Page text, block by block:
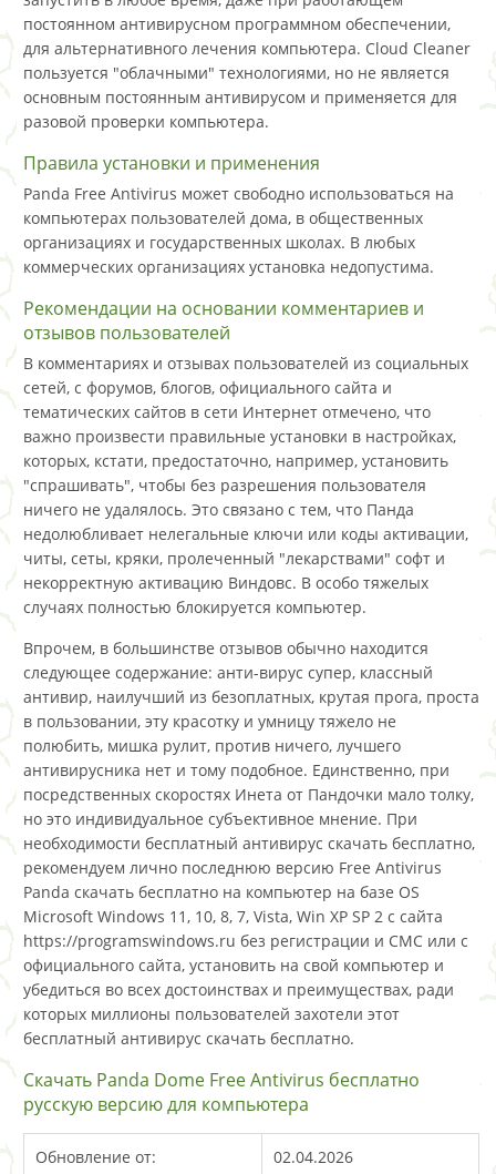
постоянном антивирусном программном обеспечении,
для альтернативного лечения компьютера. Cloud Cleaner
пользуется "облачными" технологиями, но не является
основным постоянным антивирусом и применяется для
разовой проверки компьютера.
Правила установки и применения
Panda Free Antivirus может свободно использоваться на
компьютерах пользователей дома, в общественных
организациях и государственных школах. В любых
коммерческих организациях установка недопустима.
Рекомендации на основании комментариев и
отзывов пользователей
В комментариях и отзывах пользователей из социальных
сетей, с форумов, блогов, официального сайта и
тематических сайтов в сети Интернет отмечено, что
важно произвести правильные установки в настройках,
которых, кстати, предостаточно, например, установить
"спрашивать", чтобы без разрешения пользователя
ничего не удалялось. Это связано с тем, что Панда
недолюбливает нелегальные ключи или коды активации,
читы, сеты, кряки, пролеченный "лекарствами" софт и
некорректную активацию Виндовс. В особо тяжелых
случаях полностью блокируется компьютер.
Впрочем, в большинстве отзывов обычно находится
следующее содержание: анти-вирус супер, классный
антивир, наилучший из безоплатных, крутая прога, проста
в пользовании, эту красотку и умницу тяжело не
полюбить, мишка рулит, против ничего, лучшего
антивирусника нет и тому подобное. Единственно, при
посредственных скоростях Инета от Пандочки мало толку,
но это индивидуальное субъективное мнение. При
необходимости бесплатный антивирус скачать бесплатно,
рекомендуем лично последнюю версию Free Antivirus
Panda скачать бесплатно на компьютер на базе OS
Microsoft Windows 11, 10, 8, 7, Vista, Win XP SP 2 с сайта
https://programswindows.ru без регистрации и СМС или с
официального сайта, установить на свой компьютер и
убедиться во всех достоинствах и преимуществах, ради
которых миллионы пользователей захотели этот
бесплатный антивирус скачать бесплатно.
Скачать Panda Dome Free Antivirus бесплатно
русскую версию для компьютера
Обновление от: 02.04.2026